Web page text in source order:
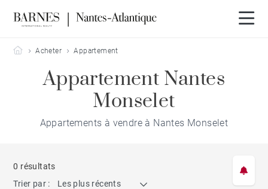
Barnes Nantes-Atlantique
Acheter Appartement
Appartement Nantes
Monselet
Appartements à vendre à Nantes Monselet
0 résultats
Trier par :
Les plus récents